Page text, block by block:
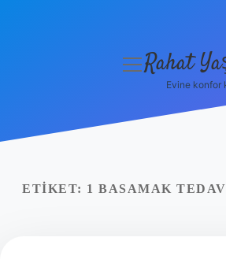
Yasal Uyarı
menüyü
Rahat
Evine konfor
ETIKET: 1 BASAMAK